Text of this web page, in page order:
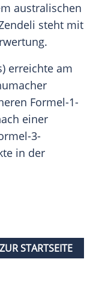
australischen
steht mit
erreichte am
Formel-1-
einer
3-
in der
STARTSEITE